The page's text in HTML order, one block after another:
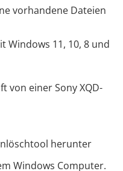
vorhandene Dateien
Windows 11, 10, 8 und
von einer Sony XQD-
herunter
Windows Computer.